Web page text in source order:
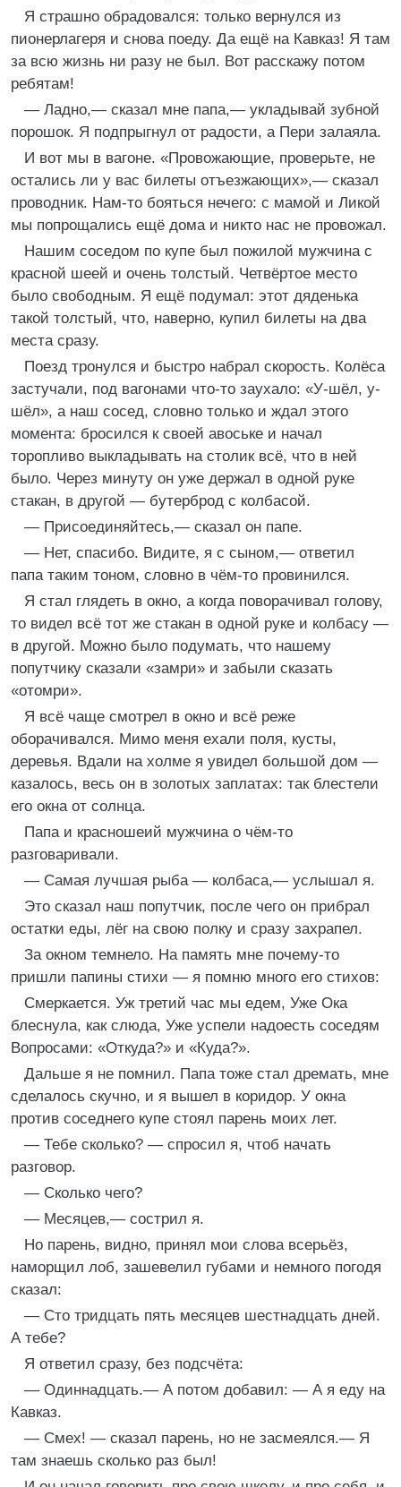
Я страшно обрадовался: только вернулся из
пионерлагеря и снова поеду. Да ещё на Кавказ! Я там
за всю жизнь ни разу не был. Вот расскажу потом
ребятам!
— Ладно,— сказал мне папа,— укладывай зубной
порошок. Я подпрыгнул от радости, а Пери залаяла.
И вот мы в вагоне. «Провожающие, проверьте, не
остались ли у вас билеты отъезжающих»,— сказал
проводник. Нам-то бояться нечего: с мамой и Ликой
мы попрощались ещё дома и никто нас не провожал.
Нашим соседом по купе был пожилой мужчина с
красной шеей и очень толстый. Четвёртое место
было свободным. Я ещё подумал: этот дяденька
такой толстый, что, наверно, купил билеты на два
места сразу.
Поезд тронулся и быстро набрал скорость. Колёса
застучали, под вагонами что-то заухало: «У-шёл, у-
шёл», а наш сосед, словно только и ждал этого
момента: бросился к своей авоське и начал
торопливо выкладывать на столик всё, что в ней
было. Через минуту он уже держал в одной руке
стакан, в другой — бутерброд с колбасой.
— Присоединяйтесь,— сказал он папе.
— Нет, спасибо. Видите, я с сыном,— ответил
папа таким тоном, словно в чём-то провинился.
Я стал глядеть в окно, а когда поворачивал голову,
то видел всё тот же стакан в одной руке и колбасу —
в другой. Можно было подумать, что нашему
попутчику сказали «замри» и забыли сказать
«отомри».
Я всё чаще смотрел в окно и всё реже
оборачивался. Мимо меня ехали поля, кусты,
деревья. Вдали на холме я увидел большой дом —
казалось, весь он в золотых заплатах: так блестели
его окна от солнца.
Папа и красношеий мужчина о чём-то
разговаривали.
— Самая лучшая рыба — колбаса,— услышал я.
Это сказал наш попутчик, после чего он прибрал
остатки еды, лёг на свою полку и сразу захрапел.
За окном темнело. На память мне почему-то
пришли папины стихи — я помню много его стихов:
Смеркается. Уж третий час мы едем, Уже Ока
блеснула, как слюда, Уже успели надоесть соседям
Вопросами: «Откуда?» и «Куда?».
Дальше я не помнил. Папа тоже стал дремать, мне
сделалось скучно, и я вышел в коридор. У окна
против соседнего купе стоял парень моих лет.
— Тебе сколько? — спросил я, чтоб начать
разговор.
— Сколько чего?
— Месяцев,— сострил я.
Но парень, видно, принял мои слова всерьёз,
наморщил лоб, зашевелил губами и немного погодя
сказал:
— Сто тридцать пять месяцев шестнадцать дней.
А тебе?
Я ответил сразу, без подсчёта:
— Одиннадцать.— А потом добавил: — А я еду на
Кавказ.
— Смех! — сказал парень, но не засмеялся.— Я
там знаешь сколько раз был!